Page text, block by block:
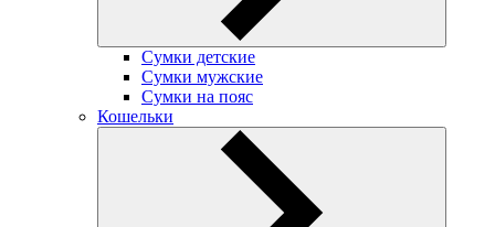
Сумки детские
Сумки мужские
Сумки на пояс
Кошельки